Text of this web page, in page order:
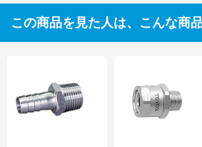
この商品を見た人は、こんな商